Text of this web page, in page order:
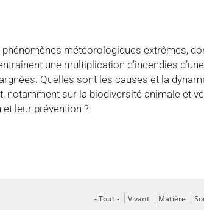
météorologiques extrêmes,
une multiplication d’incendies
Quelles sont les causes et la
notamment sur la biodiversité animale et
leur prévention ?
- Tout - Vivant Matière